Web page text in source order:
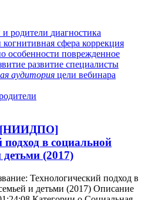
и родители диагностика
когнитивная сфера коррекция
особенности поврежденное
развитие специалисты
аудитория цели вебинара
[НИИДПО]
подход в социальной
детьми (2017)
Технологический подход в
и детьми (2017) Описание